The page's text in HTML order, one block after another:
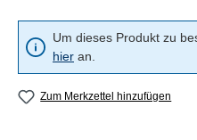
Um dieses Produkt zu
hier an.
Zum Merkzettel hinzufügen